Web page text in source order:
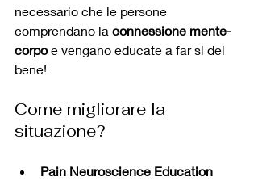
necessario che le persone
comprendano la connessione mente-
corpo e vengano educate a far si del
bene!
Come migliorare la
situazione?
Pain Neuroscience Education